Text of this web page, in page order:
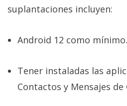
suplantaciones incluyen:
Android 12 como mínimo.
Tener instaladas las
Contactos y Mensajes de